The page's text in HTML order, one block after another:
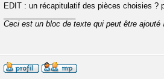
EDIT : un récapitulatif des pièces choisies ?
Ceci est un bloc de texte qui peut être